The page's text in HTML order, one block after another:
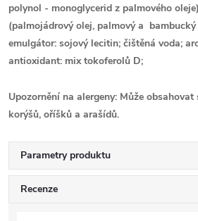
polynol - monoglycerid z palmového
(palmojádrový olej, palmový a bambucký
emulgátor: sojovýlecitin; čištěná voda;
antioxidant: mix tokoferolů D;
Upozornění na alergeny: Může obsahovat
korýšů, oříšků a arašídů.
Parametry produktu
Recenze